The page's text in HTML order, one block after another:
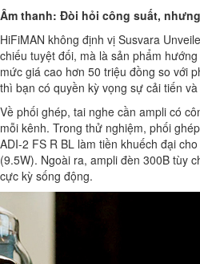
Âm thanh: Đòi hỏi công suất,
HiFiMAN không định vị Susvara
chiếu tuyệt đối, mà là sản phẩm
mức giá cao hơn 50 triệu đồng so với
thì bạn có quyền kỳ vọng sự cải tiến
Về phối ghép, tai nghe cần ampli có
mỗi kênh. Trong thử nghiệm, phối
ADI-2 FS R BL làm tiền khuếch đại
(9.5W). Ngoài ra, ampli đèn 300B tùy
cực kỳ sống động.